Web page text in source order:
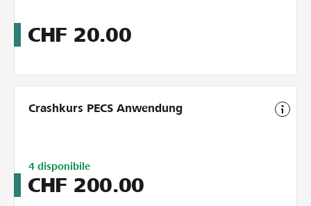
CHF 20.00
Crashkurs PECS Anwendung
Limitiert
auf
5
4 disponibile
CHF 200.00